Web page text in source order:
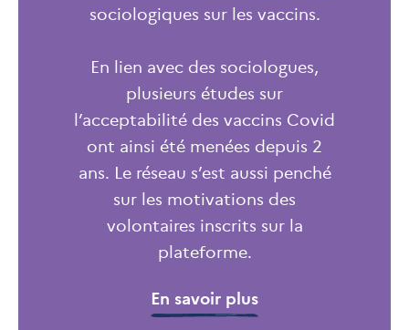
sociologiques sur les vaccins.
En lien avec des sociologues,
plusieurs études sur
l’acceptabilité des vaccins Covid
ont ainsi été menées depuis 2
ans. Le réseau s’est aussi penché
sur les motivations des
volontaires inscrits sur la
plateforme.
En savoir plus